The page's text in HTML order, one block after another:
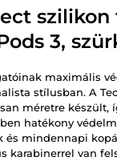
szilikon
3,
maximális
stílusban. A
méretre készült,
hatékony
és mindennapi
karabinerrel van